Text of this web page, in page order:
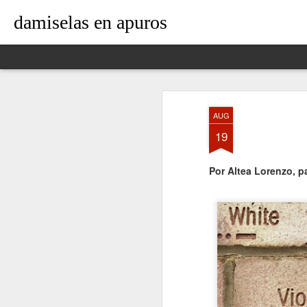
AUG
19
Por Altea Lorenzo,
damiselas en apuros